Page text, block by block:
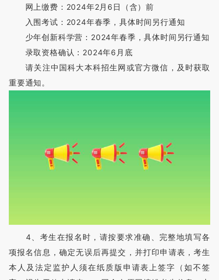
网上缴费：2024年2月6日（含）前
入围考试：2024年春季，具体时间另行通知
少年创新科学营：2024年春季，具体时间另行通知
录取资格确认：2024年6月底
请关注中国科大本科招生网或官方微信，及时获取
重要通知。
4、考生在报名时，请按要求准确、完整地填写各
项报名信息，确定无误后再提交，并打印申请表，考生
本人及法定监护人须在纸质版申请表上签字（如不签